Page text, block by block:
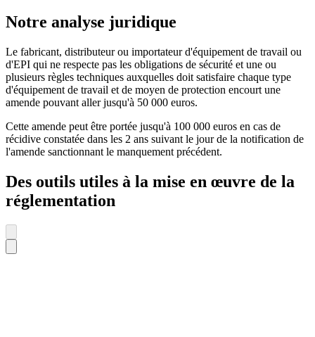
Notre analyse juridique
Le fabricant, distributeur ou importateur d'équipement de travail ou
d'EPI qui ne respecte pas les obligations de sécurité et une ou
plusieurs règles techniques auxquelles doit satisfaire chaque type
d'équipement de travail et de moyen de protection encourt une
amende pouvant aller jusqu'à 50 000 euros.
Cette amende peut être portée jusqu'à 100 000 euros en cas de
récidive constatée dans les 2 ans suivant le jour de la notification de
l'amende sanctionnant le manquement précédent.
Des outils utiles à la mise en œuvre de la
réglementation